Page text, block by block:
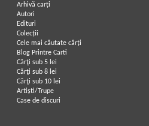
Arhivă carți
Autori
Edituri
Colecții
Cele mai căutate cărți
Blog Printre Carti
Cărţi sub 5 lei
Cărţi sub 8 lei
Cărţi sub 10 lei
Artiști/Trupe
Case de discuri